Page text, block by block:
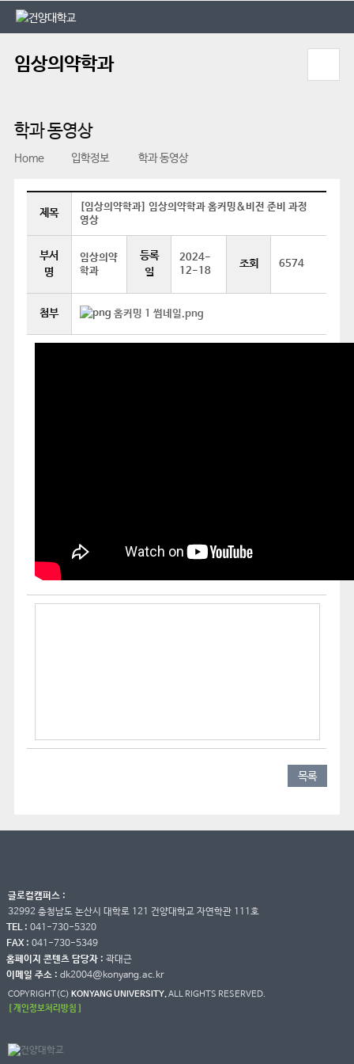
본문 바로가기
대메뉴 바로가기
임상의약학과
학과 동영상
Home 입학정보 학과 동영상
제목
[임상의약학과] 임상의약학과 홈커밍&비전 준비 과정
영상
부서
명
임상의약
학과
등록
일
2024-
12-18
조회 6574
첨부 홈커밍 1 썸네일.png
목록
글로컬캠퍼스 :
32992 충청남도 논산시 대학로 121 건양대학교 자연학관 111호
TEL : 041-730-5320
FAX : 041-730-5349
홈페이지 콘텐츠 담당자 : 곽대근
이메일 주소 : dk2004@konyang.ac.kr
COPYRIGHT(C) KONYANG UNIVERSITY.ALL RIGHTS RESERVED.
[ 개인정보처리방침 ]